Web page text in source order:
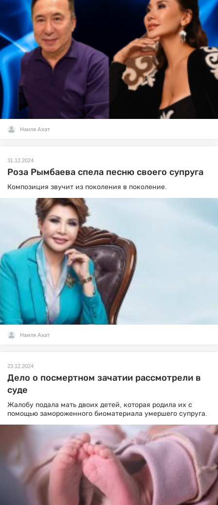
Наиля Ахат
31.12.2024
Роза Рымбаева спела песню своего супруга
Композиция звучит из поколения в поколение.
Наиля Ахат
23.12.2024
Дело о посмертном зачатии рассмотрели в
суде
Жалобу подала мать двоих детей, которая родила их с
помощью замороженного биоматериала умершего супруга.